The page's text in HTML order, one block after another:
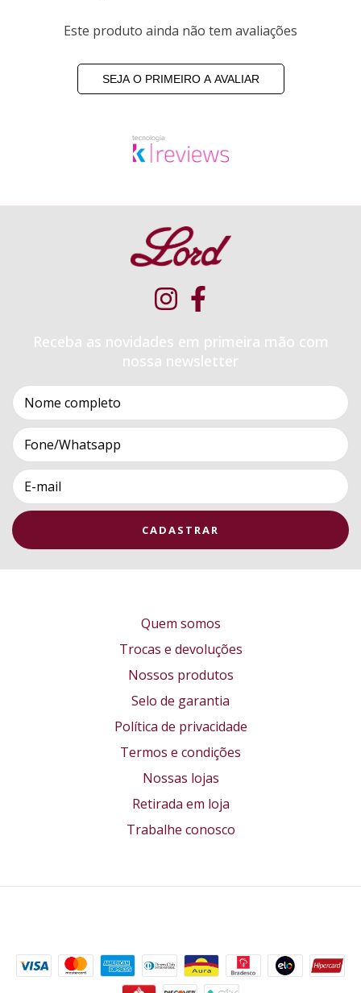
Este produto ainda não tem avaliações
SEJA O PRIMEIRO A AVALIAR
Receba as novidades em primeira mão com
nossa newsletter
Quem somos
Trocas e devoluções
Nossos produtos
Selo de garantia
Política de privacidade
Termos e condições
Nossas lojas
Retirada em loja
Trabalhe conosco